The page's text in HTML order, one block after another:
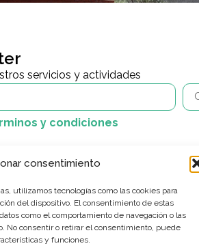
consentimiento
utilizamos tecnologías como las cookies para
del dispositivo. El consentimiento de estas
como el comportamiento de navegación o las
No consentir o retirar el consentimiento, puede
y funciones.
servicios y actividades
y condiciones
y la Promoción Económica de Alcorcón (IMEPE